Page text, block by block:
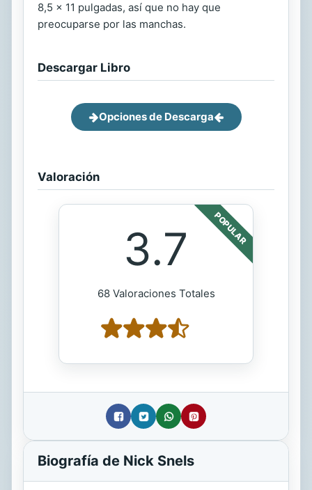
8,5 x 11 pulgadas, así que no hay que
preocuparse por las manchas.
Descargar Libro
Opciones de Descarga
Valoración
POPULAR
3.7
68 Valoraciones Totales
Biografía de Nick Snels